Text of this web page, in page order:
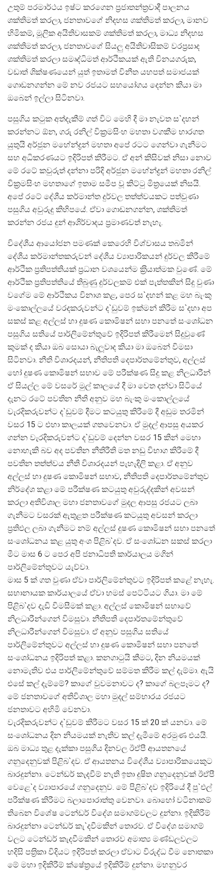
උතුම් පරමාර්ථය ඉෂ්ට කරගෙන ප‍්‍රජාතන්ත‍්‍රවාදී පාලනය
ශක්තිමත් කරලා, ජනතාවගේ නිදහස ශක්තිමත් කරලා, මානව
හිමිකම්, මූලික අයිතිවාසකම් ශක්තිමත් කරලා, මාධ්‍ය නිදහස
ශක්තිමත් කරලා, ජනතාවගේ සියලු අයිතිවාසිකම් වරප‍්‍රසාද
ශක්තිමත් කරලා සමෘද්ධිමත් ආර්ථිකයක් ඇති විනයගරුක,
වඩාත් ශික්ෂණයෙන් යුත් ඉතාමත් විනීත යහපත් සමාජයක්
ගොඩනගන්න මේ නව රජයට සහයෝගය දෙන්න කියා මා
ඔබෙන් ඉල්ලා සිටිනවා.
පසුගිය කටුක අත්දැකීම් ගත් විට මෙහි දී මා නැවත ස`දහන්
කරන්නට ඕන, ගරු රනිල් වික‍්‍රමසිංහ මහතා වගකීම භාරගත
යුතුයි අර්ජුන මහේන්ද්‍රන් මහතා අපේ රටට ගෙන්වා ගැනීමට
සහ අධිකරණයට ඉදිරිපත් කිරීමට. ඒ අන් කිසිවක් නිසා නොව
මේ රටේ කවුරුත් දන්නා පරිදි අර්ජුන මහේන්ද්‍රන් මහතා රනිල්
වික‍්‍රමසිංහ මහතාගේ ඉතාම සමීප වූ කිට්ටු මිත‍්‍රයෙක් නිසයි.
අපේ රටේ දේශීය කර්මාන්ත දුර්වල තත්ත්වයකට පත්වුණා
පසුගිය අවුරුදු කිහිපයේ. ඒවා ගොඩනගන්න, ශක්තිමත්
කරන්න රජය දුන් ආශිර්වාදය ප‍්‍රමාණවත් නැහැ.
විදේශීය ආයෝජන පමණක් කෙරෙහි විශ්වාසය තබමින්
දේශීය කර්මාන්තකරුවන් දේශීය ව්‍යාපාරිකයන් දුර්වල කිරීමේ
ආර්ථික ප‍්‍රතිපත්තියක් ප‍්‍රධාන වශයෙන්ම ක‍්‍රියාත්මක වුණේ. මේ
ආර්ථික ප‍්‍රතිපත්තියේ තිබුණු දුර්වලකම් එක් පැත්තකින් සිදු වුණා
වගේම මේ ආර්ථිකය විනාශ කළ, පෙර ස`දහන් කළ මහ බැංකු
මංකොල්ලයේ වරදකරුවන්ට ද`ඩුවම් ඉක්මන් කිරීම ස`දහා අප
සකස් කළ අල්ලස් හා දුෂණ කොමිෂන් සභා පනතේ සංශෝධන
පසුගිය සතියේ පාර්ලිමේන්තුවේ ඉදිරිපත් කිරීමෙන් සිදුවුණේ
කුමක් ද කියා ඔබ සොයා බැලූවාද කියා මා ඔබෙන් විමසා
සිටිනවා. නීති විශාරදයන්, නීතිපති දෙපාර්තමේන්තුව, අල්ලස්
හෝ දුෂණ කොමිෂන් සභාව මේ පරීක්ෂණ සිදු කළ නිලධාරීන්
ඒ සියල්ල මේ වසරේ මුල් කාලයේ දී මා වෙත දන්වා සිටියේ
දැනට රටේ පවතින නීති අනුව මහ බැංකු මංකොල්ලයේ
වැරදිකරුවන්ට ද`ඩුවම් දීමට කටයුතු කිරීමේ දී අඩුම තරමින්
වසර 15 ට එහා කාලයක් ගතවෙනවා. ඒ මුදල් ආපසු අයකර
ගන්න වැරදිකරුවන්ට ද`ඩුවම් දෙන්න වසර 15 කින් මෙහා
නොහැකි බව අද පවතින නීතිරීති මත නඩු විභාග කිරීමේ දී
පවතින තත්ත්වය නීති විශාරදයන් පැහැදිලි කළා. ඒ අනුව
අල්ලස් හා දුෂණ කොමිෂන් සභාව, නීතිපති දෙපාර්තමේන්තුව
නිර්දේශ කළා මේ පරීක්ෂණ කටයුතු අවුරුද්දකින් අවසන්
කරලා අතිවිශාල මහා ජනතාවගේ මුදල ආපසු රජයට ලබා
ගැනීමට වසරක් ඇතුළත පරීක්ෂණ කටයුතු අවසන් කරලා
ප‍්‍රතිඵල ලබා ගැනීමට නම් අල්ලස් දුෂණ කොමිෂන් සභා පනතේ
සංශෝධනය කළ යුතු අංශ පිළිබ`දව. ඒ සංශෝධන සකස් කරලා
මීට මාස 6 ට පෙර අපි ජනාධිපති කාර්යාලය මගින්
පාර්ලිමේන්තුවට යැව්වා.
මාස 5 ක් ගත වුණා ඒවා පාර්ලිමේන්තුවට ඉදිරිපත් කළේ නැහැ.
සභානායක කාර්යාලයේ ඒවා හමස් පෙට්ටියට ගියා. මා මේ
පිළිබ`දව දැඩි විමසීමක් කළා. අල්ලස් කොමිෂන් සභාවේ
නිලධාරීන්ගෙන් විමසුවා. නීතිපති දෙපාර්තමේන්තුවේ
නිලධාරීන්ගෙන් විමසුවා. ඒ අනුව පසුගිය සතියේ
පාර්ලිමේන්තුවට අල්ලස් හා දුෂණ කොමිෂන් සභා පනතේ
සංශෝධනය ඉදිරිපත් කළා. කනගාටුයි කීමට, දින නියමයක්
නොමැතිව එය පාර්ලිමේන්තුවේ සම්මත කිරීම කල් දැම්මා. ඇයි
එසේ කල් දැම්මේ? කාගේ වුවමනාවට ද? කාගේ බලපෑමට ද?
මේ ජනතාවගේ අතිවිශාල මහා මුදල් සම්භාරය රජයට
ජනතාවට අහිමි වෙනවා.
වැරදිකරුවන්ට ද`ඩුවම් කිරීමට වසර 15 ක් 20 ක් යනවා. මේ
සංශෝධනය දින නියමයක් නැතිව කල් දැමීමේ අරමුණ එයයි.
ඔබ මාධ්‍ය තුළ දැක්කා පසුගිය දිනවල ඊඒපී ආයතනයේ
ගනුදෙනුවක් පිළිබ`දව. ඒ ආයතනය විදේශීය ව්‍යාපාරිකයෙකුට
බාරදුන්නා. ටෙන්ඩර් කැදවීම් නැති ඉතා දුෂිත ගනුදෙනුවක් ඊඒපී
වෙළෙ`ද ව්‍යාපාරයේ ගනුදෙනුව. මේ පිළිබ`දව ඉදිරියේ දී පු`එල්
පරීක්ෂණ කිරීමට බලාපොරාත්තු වෙනවා. බොහෝ වටිනාකම්
තිබෙන විශේෂ ටෙන්ඩර් විදේශ සමාගම්වලට දුන්නා. ඉදිකිරීම්
බාරදුන්නා ටෙන්ඩර් කැ`දවීමකින් තොරව. ඒ විදේශ සමාගම්
වලට ටෙන්ඩර් කැදවීමකින් තොරව අමාත්‍ය මණ්ඩලවලට
හදිසි පත‍්‍රිකා විදියට ඉදිරිපත් කරලා ඒවාට විරුද්ධ වීම නොතකා
මේ මහා ඉදිකිරීම් ක්ෂේත‍්‍රයේ ඉදිකිරීම් දුන්නා. මහනුවර